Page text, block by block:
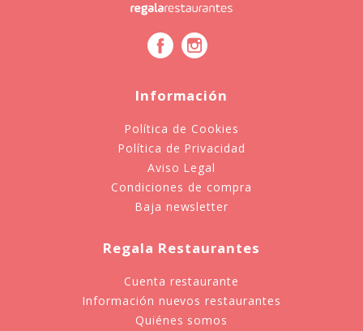
Información
Política de Cookies
Política de Privacidad
Aviso Legal
Condiciones de compra
Baja newsletter
Regala Restaurantes
Cuenta restaurante
Información nuevos restaurantes
Quiénes somos